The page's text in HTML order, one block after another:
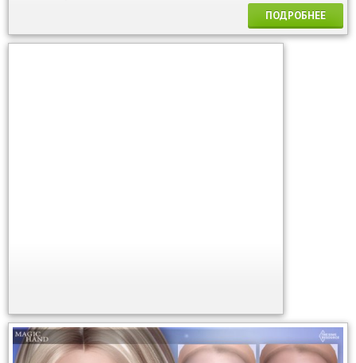
ПОДРОБНЕЕ